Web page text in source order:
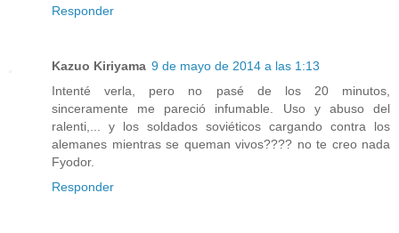
Responder
Kazuo Kiriyama 9 de mayo de 2014 a las 1:13
Intenté verla, pero no pasé de los 20 minutos,
sinceramente me pareció infumable. Uso y abuso del
ralenti,... y los soldados soviéticos cargando contra los
alemanes mientras se queman vivos???? no te creo nada
Fyodor.
Responder